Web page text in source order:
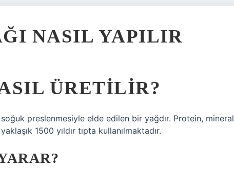
NASIL YAPILIR
ÜRETILIR?
preslenmesiyle elde edilen bir yağdır. Protein, mineral
1500 yıldır tıpta kullanılmaktadır.